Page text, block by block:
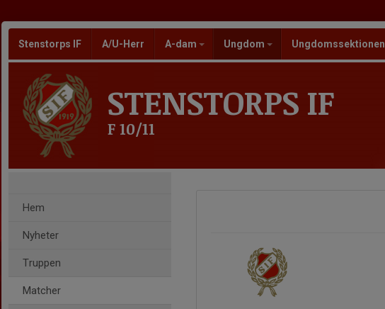
Stenstorps IF A/U-Herr A-dam Ungdom Ungdomssektionen
STENSTORPS IF
F 10/11
Hem
Nyheter
Truppen
Matcher